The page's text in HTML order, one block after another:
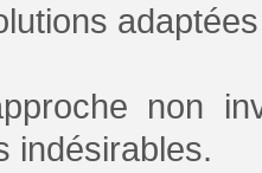
non
indésirables.